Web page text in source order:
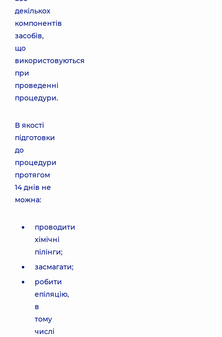
декількох
компонентів
засобів,
що
використовуються
при
проведенні
процедури.
В якості
підготовки
до
процедури
протягом
14 днів не
можна:
проводити
хімічні
пілінги;
засмагати;
робити
епіляцію,
в
тому
числі